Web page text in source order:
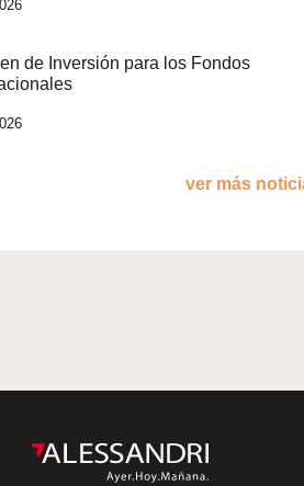
de Inversión para los Fondos
ver más